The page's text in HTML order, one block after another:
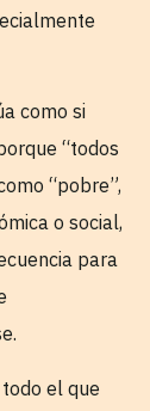
como si
“todos
“pobre”,
o social,
para
el que